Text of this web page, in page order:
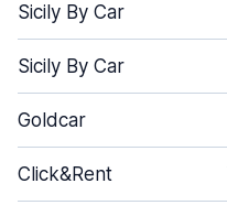
Sicily By Car
Sicily By Car
Goldcar
Click&Rent